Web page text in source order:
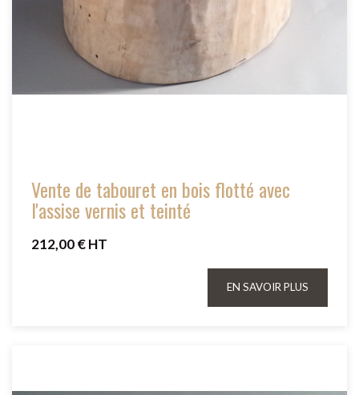
Vente de tabouret en bois flotté avec
l'assise vernis et teinté
212,00 € HT
EN SAVOIR PLUS